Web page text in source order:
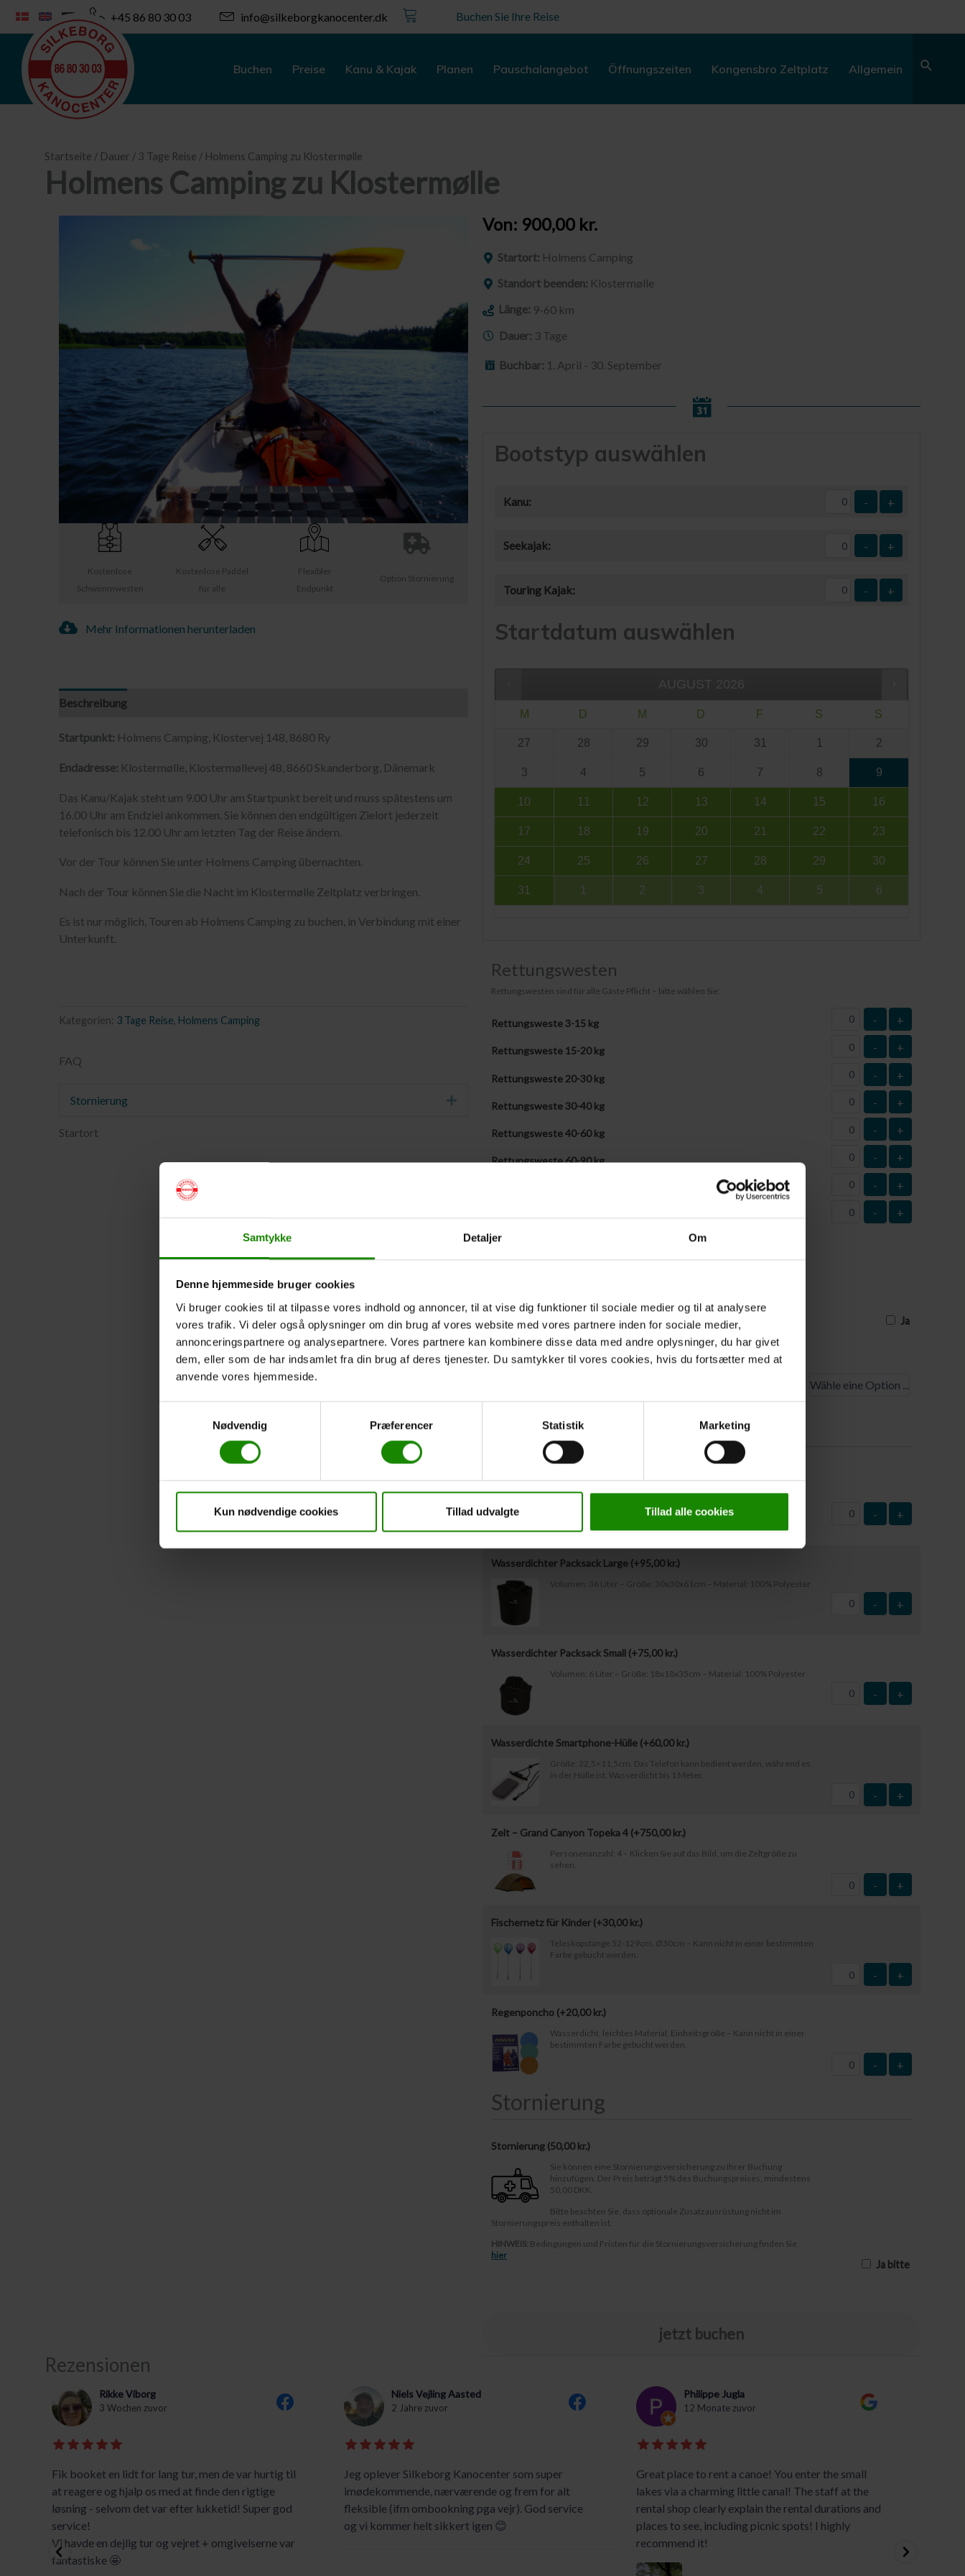
Samtykke Detaljer Om
Denne hjemmeside bruger cookies
Vi bruger cookies til at tilpasse vores indhold og annoncer, til at vise dig funktioner til sociale medier og til at analysere
vores trafik. Vi deler også oplysninger om din brug af vores website med vores partnere inden for sociale medier,
annonceringspartnere og analysepartnere. Vores partnere kan kombinere disse data med andre oplysninger, du har givet
dem, eller som de har indsamlet fra din brug af deres tjenester. Du samtykker til vores cookies, hvis du fortsætter med at
anvende vores hjemmeside.
Nødvendig
Præferencer Statistik Marketing
Kun nødvendige cookies Tillad udvalgte Tillad alle cookies
Inhalt
springen
+45 86 80 30 03 info@silkeborgkanocenter.dk Kurv Buchen Sie Ihre Reise
Buchen Preise Kanu & Kajak Planen Pauschalangebot Öffnungszeiten Kongensbro Zeltplatz Allgemein
Startseite / Dauer / 3 Tage Reise / Holmens Camping zu Klostermølle
Holmens Camping zu Klostermølle
Kostenlose
Schwimmwesten
Kostenlose Paddel
für alle
Flexibler
Endpunkt
Option Stornierung
Mehr Informationen herunterladen
Beschreibung
Startpunkt: Holmens Camping, Klostervej 148, 8680 Ry
Endadresse: Klostermølle, Klostermøllevej 48, 8660 Skanderborg, Dänemark
Das Kanu/Kajak steht um 9.00 Uhr am Startpunkt bereit und muss spätestens um
16.00 Uhr am Endziel ankommen. Sie können den endgültigen Zielort jederzeit
telefonisch bis 12.00 Uhr am letzten Tag der Reise ändern.
Vor der Tour können Sie unter Holmens Camping übernachten.
Nach der Tour können Sie die Nacht im Klostermølle Zeltplatz verbringen.
Es ist nur möglich, Touren ab Holmens Camping zu buchen, in Verbindung mit einer
Unterkunft.
Kategorien: 3 Tage Reise Holmens Camping
FAQ
Stornierung Erweitern Sie
Startort
Von: 900,00 kr.
Startort: Holmens Camping
Standort beenden: Klostermølle
Länge: 9-60 km
Dauer: 3 Tage
Buchbar: 1. April - 30. September
Bootstyp auswählen
Kanu: - +
Seekajak: - +
Touring Kajak: - +
Startdatum auswählen
AUGUST 2026
M D M D F S S
27 28 29 30 31 1 2
3 4 5 6 7 8 9
10 11 12 13 14 15 16
17 18 19 20 21 22 23
24 25 26 27 28 29 30
31 1 2 3 4 5 6
Rettungswesten
Rettungswesten sind für alle Gäste Pflicht – bitte wählen Sie:
Rettungsweste 3-15 kg - +
Rettungsweste 15-20 kg - +
Rettungsweste 20-30 kg - +
Rettungsweste 30-40 kg - +
Rettungsweste 40-60 kg - +
Rettungsweste 60-90 kg - +
- +
Eigene Rettungswesten mitbringen (Anzahl) - +
Westengrößen müssen uns spätestens 3 Tage vor Reisebeginn mitgeteilt werden
Ja
Abfahrtszeit*
Zusätzliche Ausrüstung
Kapazität: 60 Liter – Maße: 63x37cm – Material: Kunststoff
- +
Wasserdichter Packsack Large (+95,00 kr.)
Volumen: 36 Liter – Größe: 30x30x61cm – Material: 100% Polyester
- +
Wasserdichter Packsack Small (+75,00kr.)
Volumen: 6 Liter – Größe: 18x18x35cm – Material: 100% Polyester
- +
Wasserdichte Smartphone-Hülle (+60,00kr.)
Größe: 22,5×11,5cm. Das Telefon kann bedient werden, während es
in der Hülle ist. Wasserdicht bis 1 Meter.
- +
Zelt – Grand Canyon Topeka 4 (+750,00kr.)
Personenanzahl: 4 – Klicken Sie auf das Bild, um die Zeltgröße zu
sehen.
- +
Fischernetz für Kinder (+30,00kr.)
Teleskopstange 52-129cm. Ø30cm – Kann nicht in einer bestimmten
Farbe gebucht werden.
- +
Regenponcho (+20,00kr.)
Wasserdicht, leichtes Material, Einheitsgröße – Kann nicht in einer
bestimmten Farbe gebucht werden.
- +
Stornierung
Stornierung (50,00 kr.)
Sie können eine Stornierungsversicherung zu Ihrer Buchung
hinzufügen. Der Preis beträgt 5% des Buchungspreises, mindestens
50,00 DKK.
Bitte beachten Sie, dass optionale Zusatzausrüstung nicht im
Stornierungspreis enthalten ist.
HINWEIS: Bedingungen und Fristen für die Stornierungsversicherung finden Sie
hier
Ja bitte
jetzt buchen
Rezensionen
Rikke Viborg
3 Wochen zuvor
Fik booket en lidt for lang tur, men de var hurtig til
at reagere og hjalp os med at finde den rigtige
løsning - selvom det var efter lukketid! Super god
service!
Vi havde en dejlig tur og vejret + omgivelserne var
fantastiske 🤩
Niels Vejling Aasted
2 Jahre zuvor
Jeg oplever Silkeborg Kanocenter som super
imødekommende, nærværende og frem for alt
fleksible (ifm ombookning pga vejr). God service
og vi kommer helt sikkert igen 😊
Philippe Jugla
12 Monate zuvor
Great place to rent a canoe! You enter the small
lakes via a charming little canal! The staff at the
rental shop clearly explain the rental durations and
places to see, including picnic spots! I highly
recommend it!